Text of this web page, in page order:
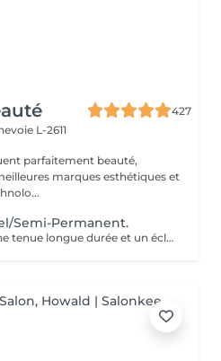
427
L-2611
parfaitement beauté,
Semi-Permanent.
Sublimez vos ongles avec une tenue longue durée et un éclat impeccable. Offrez-vous des mains toujours parfaites sans effort !